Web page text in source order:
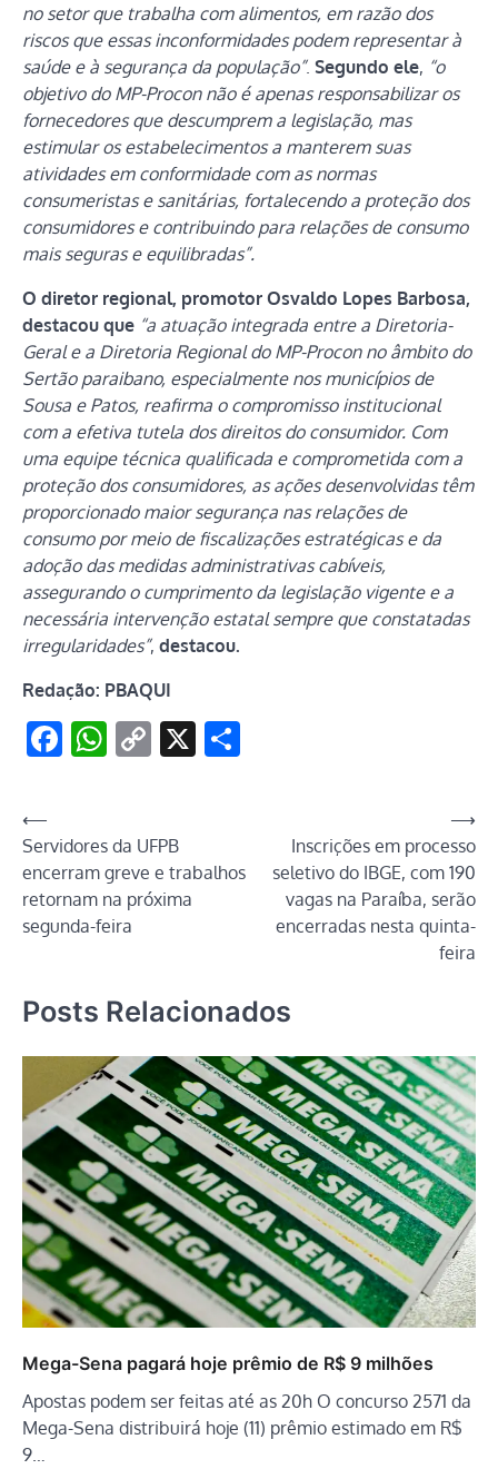
no setor que trabalha com alimentos, em razão dos
riscos que essas inconformidades podem representar à
saúde e à segurança da população”. Segundo ele, “o
objetivo do MP-Procon não é apenas responsabilizar os
fornecedores que descumprem a legislação, mas
estimular os estabelecimentos a manterem suas
atividades em conformidade com as normas
consumeristas e sanitárias, fortalecendo a proteção dos
consumidores e contribuindo para relações de consumo
mais seguras e equilibradas”.
O diretor regional, promotor Osvaldo Lopes Barbosa,
destacou que “a atuação integrada entre a Diretoria-
Geral e a Diretoria Regional do MP-Procon no âmbito do
Sertão paraibano, especialmente nos municípios de
Sousa e Patos, reafirma o compromisso institucional
com a efetiva tutela dos direitos do consumidor. Com
uma equipe técnica qualificada e comprometida com a
proteção dos consumidores, as ações desenvolvidas têm
proporcionado maior segurança nas relações de
consumo por meio de fiscalizações estratégicas e da
adoção das medidas administrativas cabíveis,
assegurando o cumprimento da legislação vigente e a
necessária intervenção estatal sempre que constatadas
irregularidades”, destacou.
Redação: PBAQUI
Facebook
WhatsApp
Copy
X
Navegação
de
Post
⟵
Servidores da UFPB
encerram greve e trabalhos
retornam na próxima
segunda-feira
Inscrições em processo
seletivo do IBGE, com 190
vagas na Paraíba, serão
encerradas nesta quinta-
feira
⟶
Posts Relacionados
Mega-Sena pagará hoje prêmio de R$ 9 milhões
Apostas podem ser feitas até as 20h O concurso 2571 da
Mega-Sena distribuirá hoje (11) prêmio estimado em R$
9…